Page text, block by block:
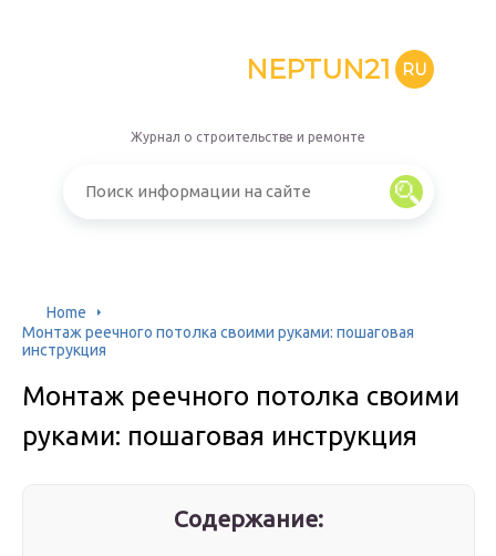
NEPTUN21 RU
Журнал о строительстве и ремонте
Home
Монтаж реечного потолка своими руками: пошаговая
инструкция
Монтаж реечного потолка своими
руками: пошаговая инструкция
Содержание: